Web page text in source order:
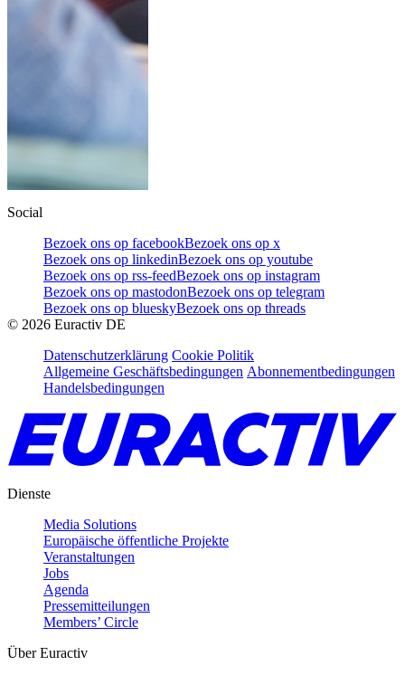
Social
Bezoek ons op facebookBezoek ons op x
Bezoek ons op linkedinBezoek ons op youtube
Bezoek ons op rss-feedBezoek ons op instagram
Bezoek ons op mastodonBezoek ons op telegram
Bezoek ons op blueskyBezoek ons op threads
© 2026 Euractiv DE
Datenschutzerklärung Cookie Politik
Allgemeine Geschäftsbedingungen Abonnementbedingungen
Handelsbedingungen
Dienste
Media Solutions
Europäische öffentliche Projekte
Veranstaltungen
Jobs
Agenda
Pressemitteilungen
Members’ Circle
Über Euractiv